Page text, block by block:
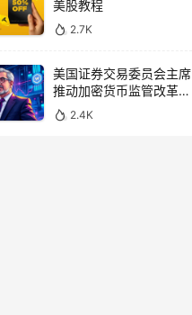
美股教程
2.7K
美国证券交易委员会主席
推动加密货币监管改革，
力求未来验证
2.4K